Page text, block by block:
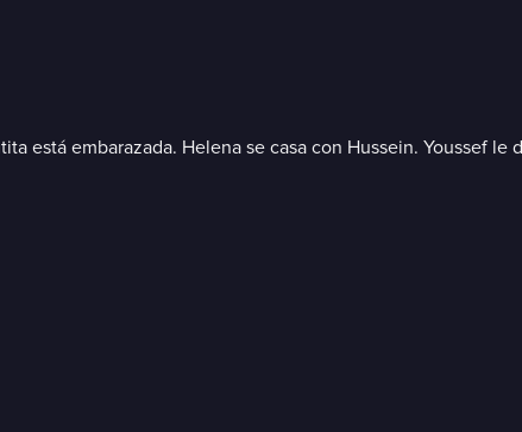
está embarazada. Helena se casa con Hussein. Youssef